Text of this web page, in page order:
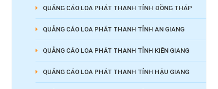
QUẢNG CÁO LOA PHÁT THANH TỈNH ĐỒNG THÁP
QUẢNG CÁO LOA PHÁT THANH TỈNH AN GIANG
QUẢNG CÁO LOA PHÁT THANH TỈNH KIÊN GIANG
QUẢNG CÁO LOA PHÁT THANH TỈNH HẬU GIANG